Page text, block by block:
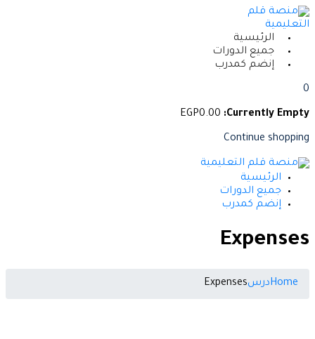
Skip
to
contentالرئيسية
جميع الدورات
إنضم كمدرب
0
Currently Empty:
EGP0.00
Continue shopping
الرئيسية
جميع الدورات
إنضم كمدرب
Expenses
HomeدرسExpenses